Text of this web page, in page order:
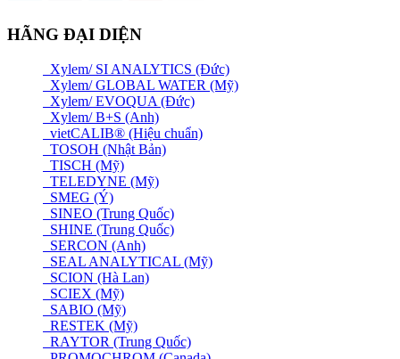
HÃNG ĐẠI DIỆN
Xylem/ SI ANALYTICS (Đức)
Xylem/ GLOBAL WATER (Mỹ)
Xylem/ EVOQUA (Đức)
Xylem/ B+S (Anh)
vietCALIB® (Hiệu chuẩn)
TOSOH (Nhật Bản)
TISCH (Mỹ)
TELEDYNE (Mỹ)
SMEG (Ý)
SINEO (Trung Quốc)
SHINE (Trung Quốc)
SERCON (Anh)
SEAL ANALYTICAL (Mỹ)
SCION (Hà Lan)
SCIEX (Mỹ)
SABIO (Mỹ)
RESTEK (Mỹ)
RAYTOR (Trung Quốc)